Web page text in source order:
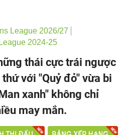
League 2026/27
2024-25
thái cực trái ngược
với "Quỷ đỏ" vừa bi
xanh" không chỉ
may mắn.